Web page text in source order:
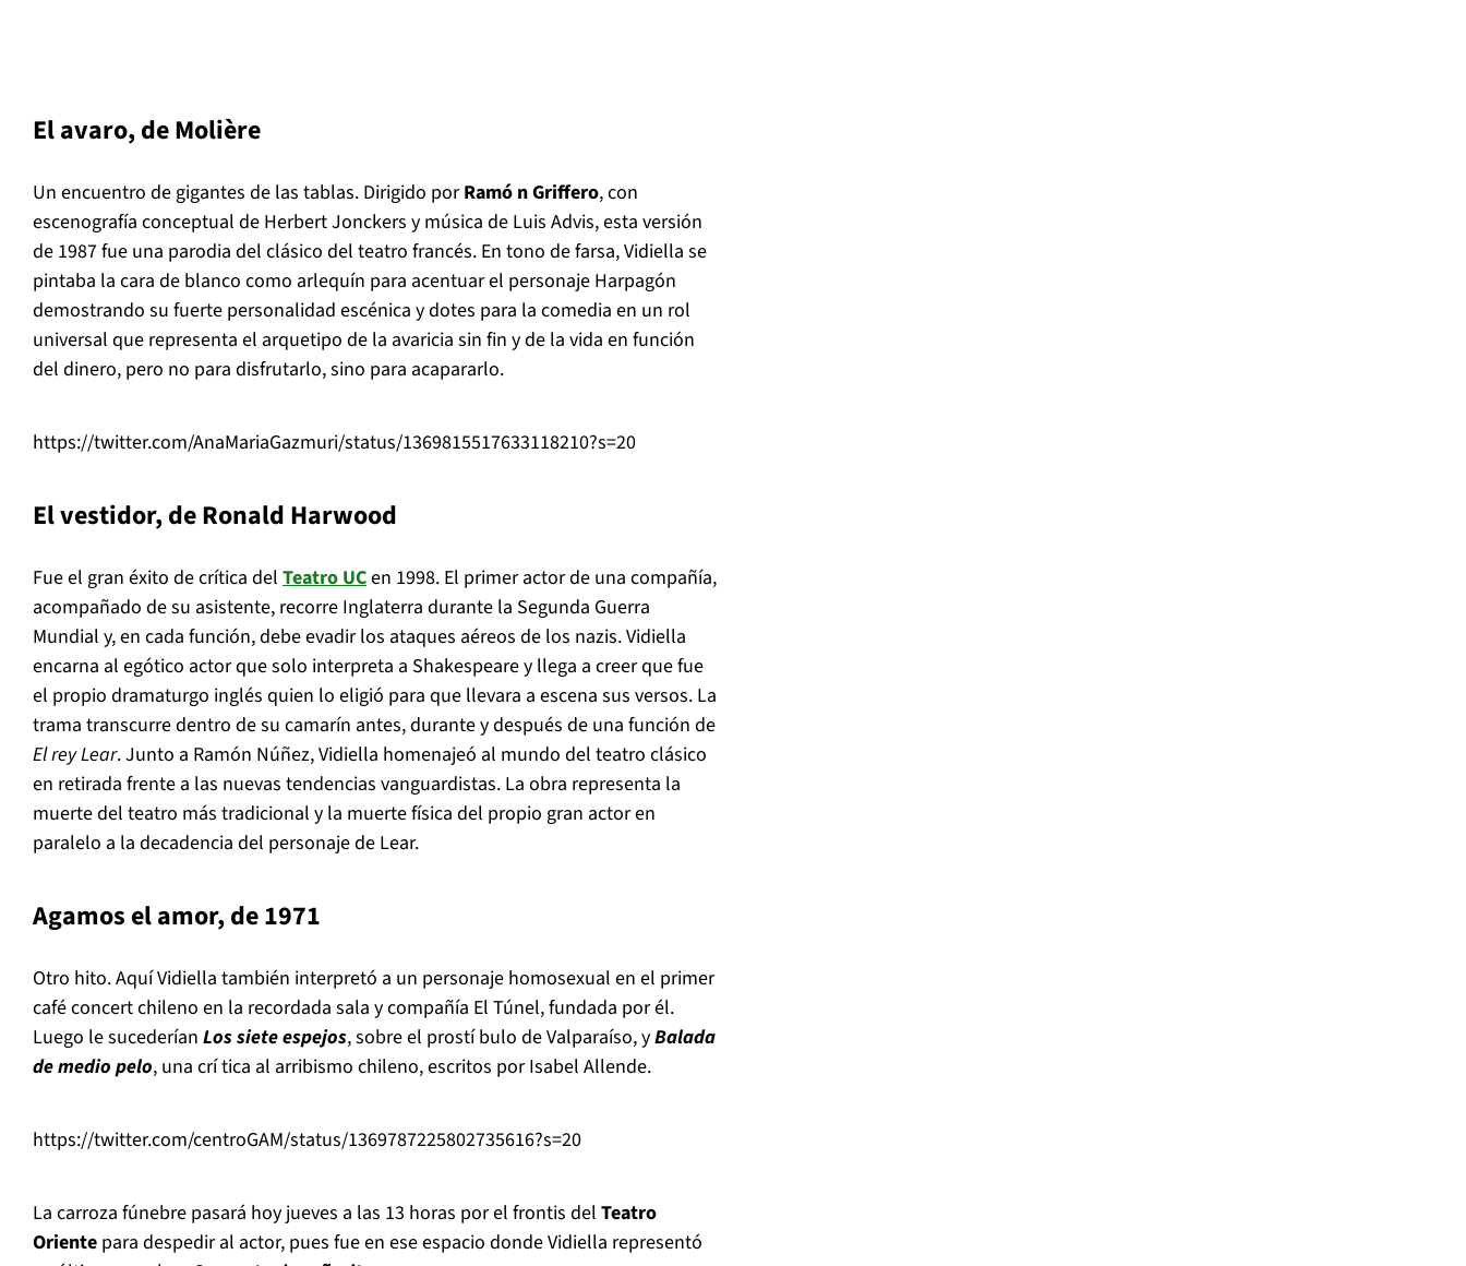
El avaro, de Molière
Un encuentro de gigantes de las tablas. Dirigido porRamó n Griffero, con
escenografía conceptual de Herbert Jonckers y música de Luis Advis, esta versión
de 1987 fue una parodia del clásico del teatro francés. En tono de farsa, Vidiella se
pintaba la cara de blanco como arlequín para acentuar el personaje Harpagón
demostrando su fuerte personalidad escénica y dotes para la comedia en un rol
universal que representa el arquetipo de la avaricia sin fin y de la vida en función
del dinero, pero no para disfrutarlo, sino para acapararlo.
https://twitter.com/AnaMariaGazmuri/status/1369815517633118210?s=20
El vestidor, de Ronald Harwood
Fue el gran éxito de crítica del Teatro UCen 1998. El primer actor de una compañía,
acompañado de su asistente, recorre Inglaterra durante la Segunda Guerra
Mundial y, en cada función, debe evadir los ataques aéreos de los nazis. Vidiella
encarna al egótico actor que solo interpreta a Shakespeare y llega a creer que fue
el propio dramaturgo inglés quien lo eligió para que llevara a escena sus versos. La
trama transcurre dentro de su camarín antes, durante y después de una función de
El rey Lear. Junto a Ramón Núñez, Vidiella homenajeó al mundo del teatro clásico
en retirada frente a las nuevas tendencias vanguardistas. La obra representa la
muerte del teatro más tradicional y la muerte física del propio gran actor en
paralelo a la decadencia del personaje de Lear.
Agamos el amor, de 1971
Otro hito. AquíVidiella también interpretó a un personaje homosexual en el primer
caféconcert chileno en la recordada sala y compañía El Túnel, fundada por él.
Luego le sucederían Los siete espejos, sobre el prostíbulo de Valparaíso, yBalada
de medio pelo, una crítica al arribismo chileno, escritos por Isabel Allende.
https://twitter.com/centroGAM/status/1369787225802735616?s=20
La carroza fúnebre pasará hoy jueves a las 13 horas por el frontis del Teatro
Oriente para despedir al actor, pues fue en ese espacio donde Vidiella representó